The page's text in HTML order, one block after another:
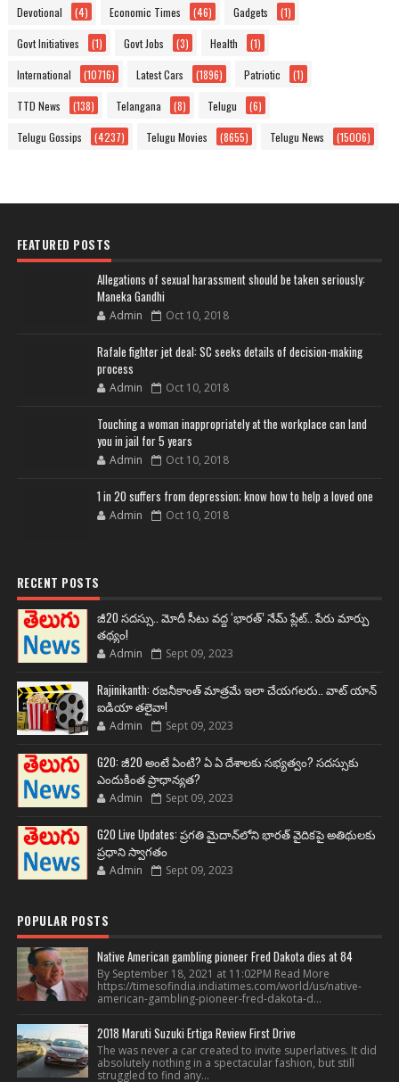
Devotional (4) Economic Times (46) Gadgets (1)
Govt Initiatives (1) Govt Jobs (3) Health (1)
International (10716) Latest Cars (1896) Patriotic (1)
TTD News (138) Telangana (8) Telugu (6)
Telugu Gossips (4237) Telugu Movies (8655) Telugu News (15006)
FEATURED POSTS
Allegations of sexual harassment should be taken seriously:
Maneka Gandhi
Admin Oct 10, 2018
Rafale fighter jet deal: SC seeks details of decision-making
process
Admin Oct 10, 2018
Touching a woman inappropriately at the workplace can land
you in jail for 5 years
Admin Oct 10, 2018
1 in 20 suffers from depression; know how to help a loved one
Admin Oct 10, 2018
RECENT POSTS
జీ20 సదస్సు.. మోదీ సీటు వద్ద ‘భారత్’ నేమ్ ప్లేట్‌.. పేరు మార్పు
తథ్యం!
Admin Sept 09, 2023
Rajinikanth: రజనీకాంత్ మాత్రమే ఇలా చేయగలరు.. వాట్ యాన్
ఐడియా తలైవా!
Admin Sept 09, 2023
G20: జీ20 అంటే ఏంటి? ఏ ఏ దేశాలకు సభ్యత్వం? సదస్సుకు
ఎందుకింత ప్రాధాన్యత?
Admin Sept 09, 2023
G20 Live Updates: ప్రగతి మైదాన్‌లోని భారత్ వైదికపై అతిథులకు
ప్రధాని స్వాగతం
Admin Sept 09, 2023
POPULAR POSTS
Native American gambling pioneer Fred Dakota dies at 84
By September 18, 2021 at 11:02PM Read More
https://timesofindia.indiatimes.com/world/us/native-
american-gambling-pioneer-fred-dakota-d...
2018 Maruti Suzuki Ertiga Review First Drive
The was never a car created to invite superlatives. It did
absolutely nothing in a spectacular fashion, but still
struggled to find any...